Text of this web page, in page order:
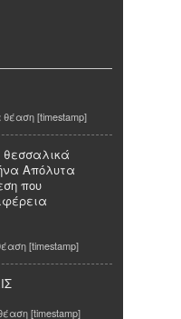
[timestamp]
Απόλυτα
που
[timestamp]
[timestamp]